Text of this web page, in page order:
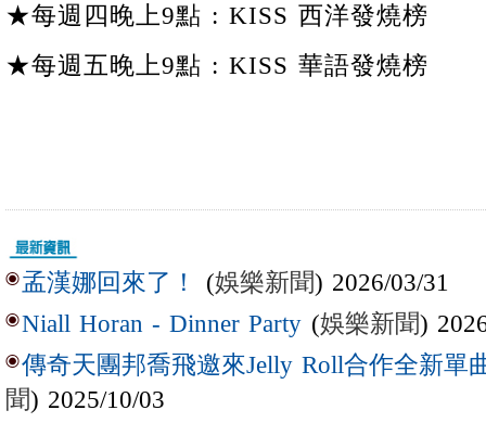
★每週四晚上9點 : KISS 西洋發燒榜
★每週五晚上9點 : KISS 華語發燒榜
孟漢娜回來了！ (娛樂新聞) 2026/03/31
Niall Horan - Dinner Party (娛樂新聞)
傳奇天團邦喬飛邀來Jelly Roll合作全新單
聞) 2025/10/03